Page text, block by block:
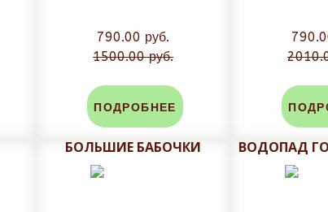
790.00 руб.
1500.00 руб.
ПОДРОБНЕЕ
БОЛЬШИЕ БАБОЧКИ ВОДОПАД